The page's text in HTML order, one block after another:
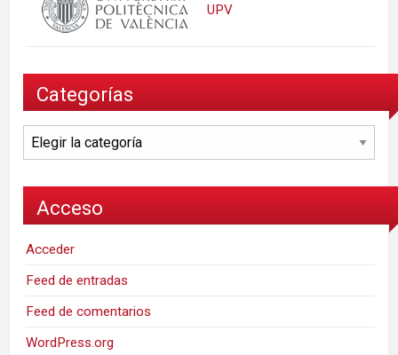
UPV
Categorías
Categorías
Acceso
Acceder
Feed de entradas
Feed de comentarios
WordPress.org